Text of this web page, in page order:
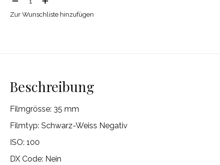
Zur Wunschliste hinzufügen
Beschreibung
Filmgrösse: 35 mm
Filmtyp: Schwarz-Weiss Negativ
ISO: 100
DX Code: Nein